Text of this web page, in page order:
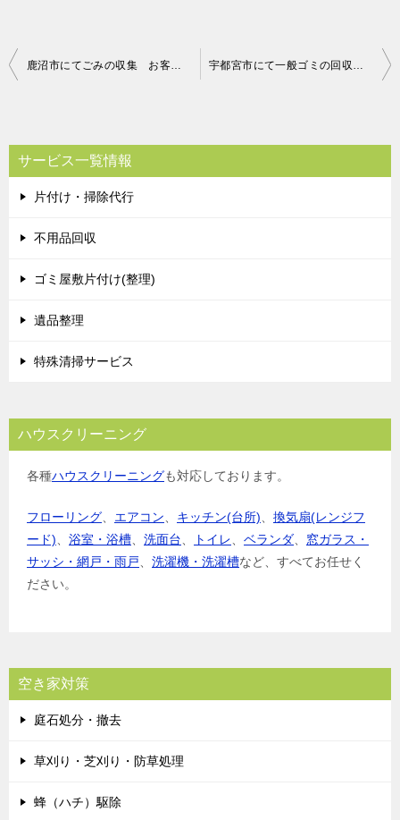
投
ビ
ゲ
ー
シ
サービス一覧情報
片付け・掃除代行
不用品回収
ゴミ屋敷片付け(整理)
遺品整理
特殊清掃サービス
ハウスクリーニング
各種ハウスクリーニングも対応しております。
フローリング エアコン キッチン(台所)
換気扇(レンジフ
ード)
浴室・浴槽 洗面台 トイレ ベランダ
窓ガラス・
サッシ・網戸・雨戸
洗濯機・洗濯槽など、すべてお任せく
ださい。
空き家対策
庭石処分・撤去
草刈り・芝刈り・防草処理
蜂（ハチ）駆除